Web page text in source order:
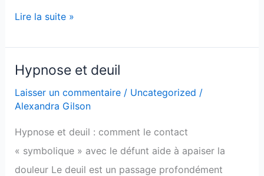
Lire la suite »
Hypnose et deuil
Laisser un commentaire / Uncategorized /
Alexandra Gilson
Hypnose et deuil : comment le contact
« symbolique » avec le défunt aide à apaiser la
douleur Le deuil est un passage profondément
Hypnose
et
deuil